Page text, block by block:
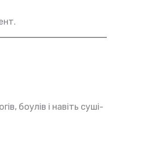
боулів і навіть суші-